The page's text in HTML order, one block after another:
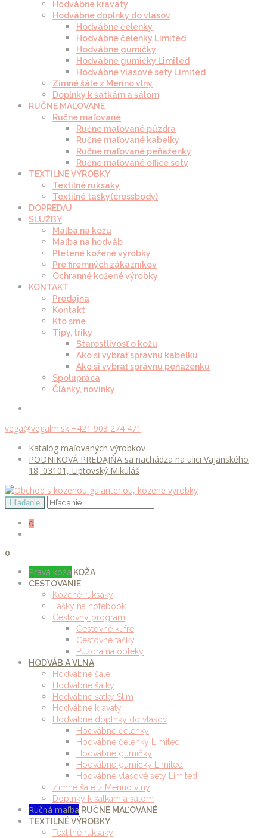
Hodvábne kravaty
Hodvábne doplnky do vlasov
Hodvábne čelenky
Hodvábne čelenky Limited
Hodvábne gumičky
Hodvábne gumičky Limited
Hodvábne vlasové sety Limited
Zimné šále z Merino vlny
Doplnky k šatkám a šálom
RUČNE MAĽOVANÉ
Ručne maľované
Ručne maľované púzdra
Ručne maľované kabelky
Ručne maľované peňaženky
Ručne maľované office sety
TEXTILNÉ VÝROBKY
Textilné ruksaky
Textilné tašky(crossbody)
DOPREDAJ
SLUŽBY
Maľba na kožu
Maľba na hodváb
Pletené kožené výrobky
Pre firemných zákazníkov
Ochranné kožené výrobky
KONTAKT
Predajňa
Kontakt
Kto sme
Tipy, triky
Starostlivosť o kožu
Ako si vybrať správnu kabelku
Ako si vybrať správnu peňaženku
Spolupráca
Články, novinky
vega@vegalm.sk +421 903 274 471
Katalóg maľovaných výrobkov
PODNIKOVÁ PREDAJŇA sa nachádza na ulici Vajanského
18, 03101, Liptovský Mikuláš
0
0
Pravá koža KOŽA
CESTOVANIE
Kožené ruksaky
Tašky na notebook
Cestovný program
Cestovné kufre
Cestovné tašky
Púzdra na obleky
HODVÁB A VLNA
Hodvábne šále
Hodvábne šatky
Hodvábne šatky Slim
Hodvábne kravaty
Hodvábne doplnky do vlasov
Hodvábne čelenky
Hodvábne čelenky Limited
Hodvábne gumičky
Hodvábne gumičky Limited
Hodvábne vlasové sety Limited
Zimné šále z Merino vlny
Doplnky k šatkám a šálom
Ručná maľba RUČNE MAĽOVANÉ
TEXTILNÉ VÝROBKY
Textilné ruksaky